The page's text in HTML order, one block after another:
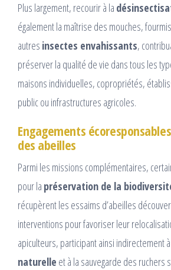
Plus largement, recourir à la
également la maîtrise des mouches,
autres insectes envahissants,
préserver la qualité de vie dans tous les
maisons individuelles, copropriétés,
public ou infrastructures agricoles.
Engagements
des abeilles
Parmi les missions complémentaires,
pour la préservation de la
récupèrent les essaims d’abeilles
interventions pour favoriser leur
apiculteurs, participant ainsi indirectement
naturelle et à la sauvegarde des ruchers